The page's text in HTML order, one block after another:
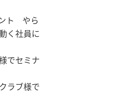
ト やら
く社員に
でセミナ
ラブ様で